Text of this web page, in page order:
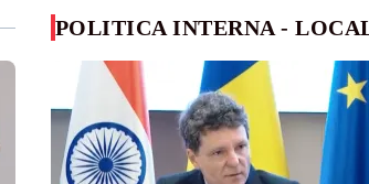
POLITICA INTERNA -